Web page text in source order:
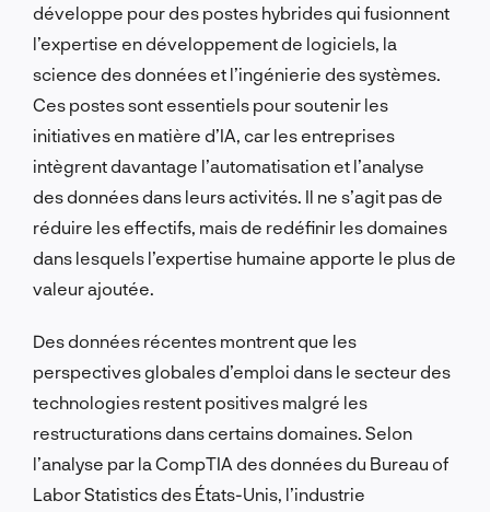
développe pour des postes hybrides qui fusionnent
l’expertise en développement de logiciels, la
science des données et l’ingénierie des systèmes.
Ces postes sont essentiels pour soutenir les
initiatives en matière d’IA, car les entreprises
intègrent davantage l’automatisation et l’analyse
des données dans leurs activités. Il ne s’agit pas de
réduire les effectifs, mais de redéfinir les domaines
dans lesquels l’expertise humaine apporte le plus de
valeur ajoutée.
Des données récentes montrent que les
perspectives globales d’emploi dans le secteur des
technologies restent positives malgré les
restructurations dans certains domaines. Selon
l’analyse par la CompTIA des données du Bureau of
Labor Statistics des États-Unis, l’industrie